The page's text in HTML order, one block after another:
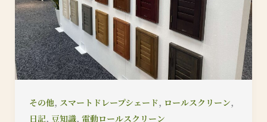
その他, スマートドレープシェード, ロールスクリーン,
日記, 豆知識, 電動ロールスクリーン